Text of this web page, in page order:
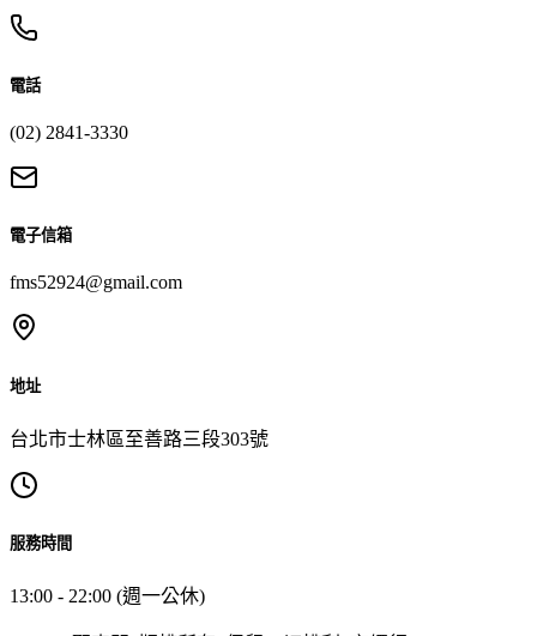
電話
(02) 2841-3330
電子信箱
fms52924@gmail.com
地址
台北市士林區至善路三段303號
服務時間
13:00 - 22:00 (週一公休)